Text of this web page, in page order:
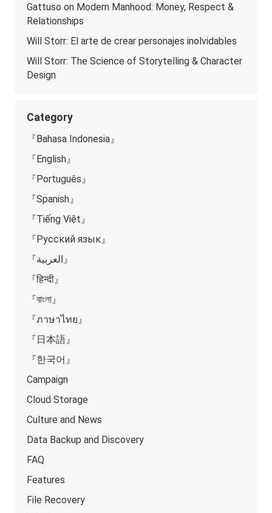
Gattuso on Modern Manhood: Money, Respect &
Relationships
Will Storr: El arte de crear personajes inolvidables
Will Storr: The Science of Storytelling & Character
Design
Category
『Bahasa Indonesia』
『English』
『Português』
『Spanish』
『Tiếng Việt』
『Русский язык』
『العربية』
『हिन्दी』
『বাংলা』
『ภาษาไทย』
『日本語』
『한국어』
Campaign
Cloud Storage
Culture and News
Data Backup and Discovery
FAQ
Features
File Recovery